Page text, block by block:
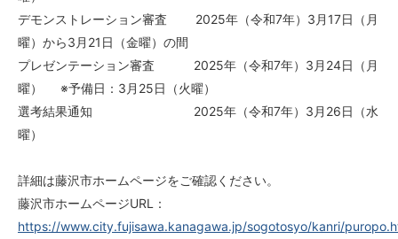
デモンストレーション審査 2025年（令和7年）3月17日（月
曜）から3月21日（金曜）の間
プレゼンテーション審査 2025年（令和7年）3月24日（月
曜） ※予備日：3月25日（火曜）
選考結果通知 2025年（令和7年）3月26日（水
曜）
詳細は藤沢市ホームページをご確認ください。
藤沢市ホームページURL：
https://www.city.fujisawa.kanagawa.jp/sogotosyo/kanri/